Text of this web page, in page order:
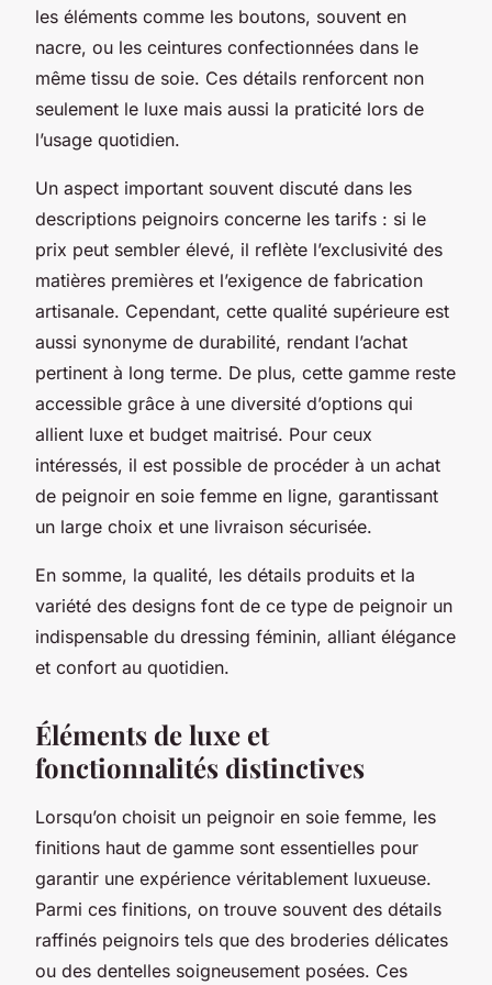
les éléments comme les boutons, souvent en
nacre, ou les ceintures confectionnées dans le
même tissu de soie. Ces détails renforcent non
seulement le luxe mais aussi la praticité lors de
l’usage quotidien.
Un aspect important souvent discuté dans les
descriptions peignoirs concerne les tarifs : si le
prix peut sembler élevé, il reflète l’exclusivité des
matières premières et l’exigence de fabrication
artisanale. Cependant, cette qualité supérieure est
aussi synonyme de durabilité, rendant l’achat
pertinent à long terme. De plus, cette gamme reste
accessible grâce à une diversité d’options qui
allient luxe et budget maitrisé. Pour ceux
intéressés, il est possible de procéder à un achat
de peignoir en soie femme en ligne, garantissant
un large choix et une livraison sécurisée.
En somme, la qualité, les détails produits et la
variété des designs font de ce type de peignoir un
indispensable du dressing féminin, alliant élégance
et confort au quotidien.
Éléments de luxe et
fonctionnalités distinctives
Lorsqu’on choisit un peignoir en soie femme, les
finitions haut de gamme sont essentielles pour
garantir une expérience véritablement luxueuse.
Parmi ces finitions, on trouve souvent des détails
raffinés peignoirs tels que des broderies délicates
ou des dentelles soigneusement posées. Ces